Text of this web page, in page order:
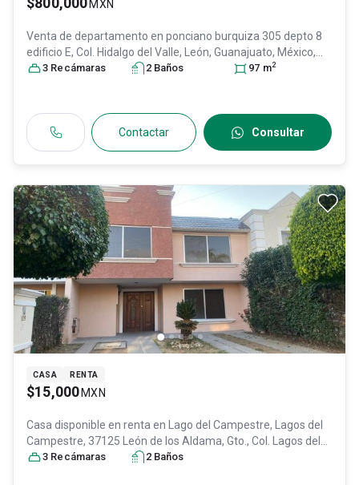
MXN
Venta de departamento en ponciano burquiza 305 depto 8
edificio E, Col. Hidalgo del Valle,
León, Guanajuato, México,
C.P. 37204, ID:28943853
3 Recámaras 2 Baños 97 m2
Contactar Consultar
CASA RENTA
$15,000 MXN
Casa disponible en renta en
Lago del Campestre, Lagos del
Campestre, 37125 León de los Aldama, Gto., Col. Lagos del
Campestre,León , Guanajuato, México
3 Recámaras 2 Baños